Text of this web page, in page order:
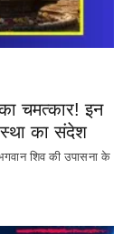
चमत्कार! इन
का संदेश
शिव की उपासना के